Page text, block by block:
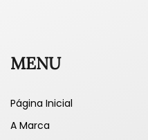
MENU
Página Inicial
A Marca